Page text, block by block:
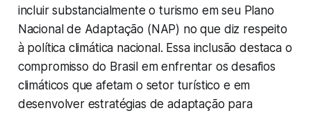
incluir substancialmente o turismo em seu Plano
Nacional de Adaptação (NAP) no que diz respeito
à política climática nacional. Essa inclusão destaca o
compromisso do Brasil em enfrentar os desafios
climáticos que afetam o setor turístico e em
desenvolver estratégias de adaptação para